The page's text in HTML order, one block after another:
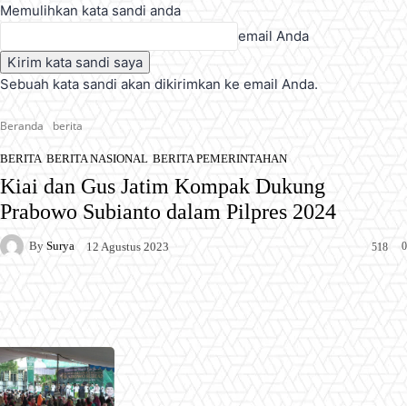
Memulihkan kata sandi anda
email Anda
Sebuah kata sandi akan dikirimkan ke email Anda.
Beranda berita
BERITA BERITA NASIONAL BERITA PEMERINTAHAN
Kiai dan Gus Jatim Kompak Dukung
Prabowo Subianto dalam Pilpres 2024
By Surya 12 Agustus 2023 0
518